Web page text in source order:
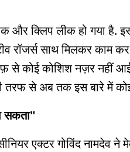
और क्लिप लीक हो गया है.
रॉजर्स साथ मिलकर काम
से कोई कोशिश नज़र नहीं
तरफ से अब तक इस बारे में
सकता"
एक्टर गोविंद नामदेव